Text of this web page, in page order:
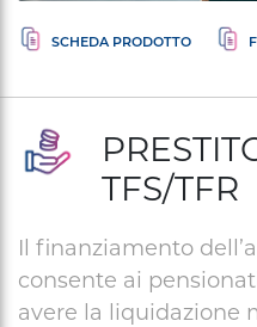
TFS/TFR
Il finanziamento
consente ai
avere la liquidazione